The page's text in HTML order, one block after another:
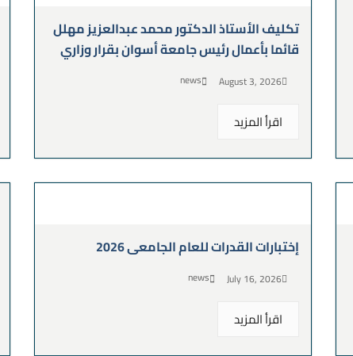
تكليف الأستاذ الدكتور محمد عبدالعزيز مهلل
قائما بأعمال رئيس جامعة أسوان بقرار وزاري
August 3, 2026
news
اقرأ المزيد
إختبارات القدرات للعام الجامعى 2026
July 16, 2026
news
اقرأ المزيد